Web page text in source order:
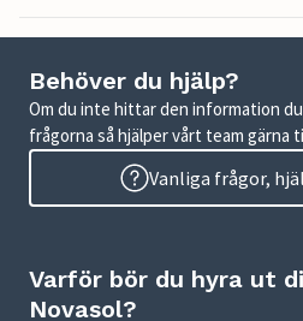
Behöver du hjälp?
Om du inte hittar den information
frågorna så hjälper vårt team gärna
Vanliga frågor,
Varför bör du hyra ut
Novasol?